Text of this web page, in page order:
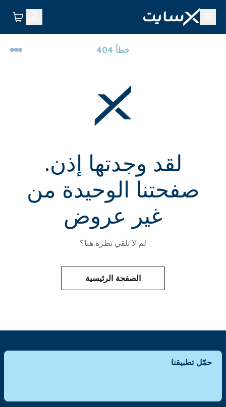
خطأ 404
لقد وجدتها إذن.
صفحتنا الوحيدة من
غير عروض
لم لا تلقي نظرة هنا؟
الصفحة الرئيسية
حمّل تطبيقنا